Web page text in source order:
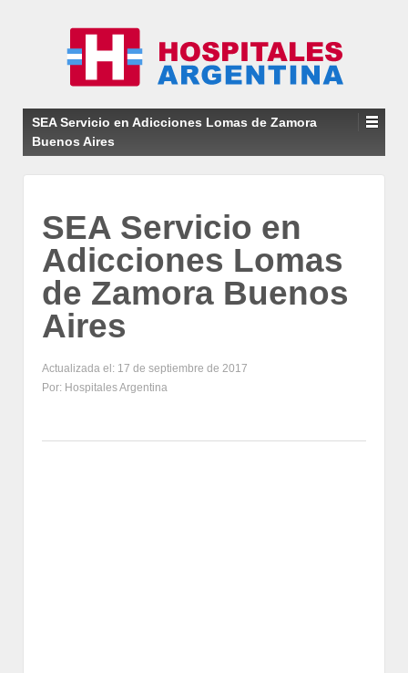
SEA Servicio en Adicciones Lomas de Zamora
Buenos Aires
SEA Servicio en
Adicciones Lomas
de Zamora Buenos
Aires
Actualizada el: 17 de septiembre de 2017
Por: Hospitales Argentina